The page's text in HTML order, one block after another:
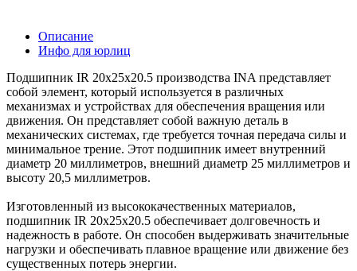
Описание
Инфо для юрлиц
Подшипник IR 20x25x20.5 производства INA представляет
собой элемент, который используется в различных
механизмах и устройствах для обеспечения вращения или
движения. Он представляет собой важную деталь в
механических системах, где требуется точная передача силы и
минимальное трение. Этот подшипник имеет внутренний
диаметр 20 миллиметров, внешний диаметр 25 миллиметров и
высоту 20,5 миллиметров.
Изготовленный из высококачественных материалов,
подшипник IR 20x25x20.5 обеспечивает долговечность и
надежность в работе. Он способен выдерживать значительные
нагрузки и обеспечивать плавное вращение или движение без
существенных потерь энергии.